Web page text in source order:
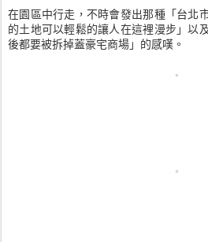
在園區中行走，不時會發出那種「台北
的土地可以輕鬆的讓人在這裡漫步」以
後都要被拆掉蓋豪宅商場」的感嘆。